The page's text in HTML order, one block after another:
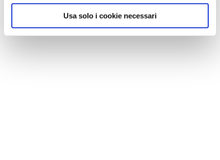
Usa solo i cookie necessari